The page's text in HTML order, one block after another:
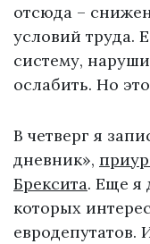
отсюда –
условий труда.
систему,
ослабить. Но
В четверг я
дневник»,
Брексита. Еще я
которых
евродепутатов.